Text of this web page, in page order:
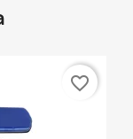
favorite_border